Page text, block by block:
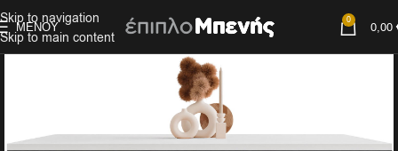
Skip to navigation
Skip to main content
ΜΕΝΟΎ 0 0,00